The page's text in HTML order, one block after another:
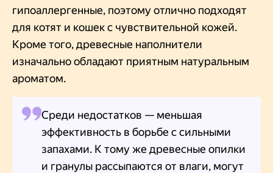
гипоаллергенные, поэтому отлично подходят
для котят и кошек с чувствительной кожей.
Кроме того, древесные наполнители
изначально обладают приятным натуральным
ароматом.
Среди недостатков — меньшая
эффективность в борьбе с сильными
запахами. К тому же древесные опилки
и гранулы рассыпаются от влаги, могут